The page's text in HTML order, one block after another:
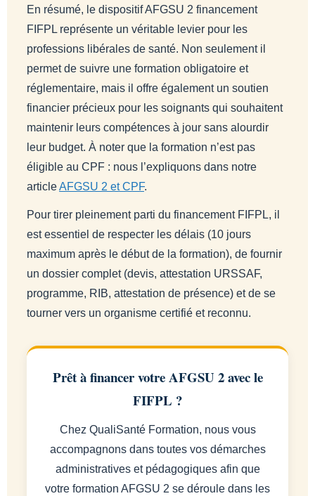
En résumé, le dispositif AFGSU 2 financement
FIFPL représente un véritable levier pour les
professions libérales de santé. Non seulement il
permet de suivre une formation obligatoire et
réglementaire, mais il offre également un soutien
financier précieux pour les soignants qui souhaitent
maintenir leurs compétences à jour sans alourdir
leur budget. À noter que la formation n’est pas
éligible au CPF : nous l’expliquons dans notre
articleAFGSU 2 et CPF.
Pour tirer pleinement parti du financement FIFPL, il
est essentiel de respecter les délais (10 jours
maximum après le début de la formation), de fournir
un dossier complet (devis, attestation URSSAF,
programme, RIB, attestation de présence) et de se
tourner vers un organisme certifié et reconnu.
Prêt à financer votre AFGSU 2 avec le
FIFPL ?
Chez QualiSanté Formation, nous vous
accompagnons dans toutes vos démarches
administratives et pédagogiques afin que
votre formation AFGSU 2 se déroule dans les